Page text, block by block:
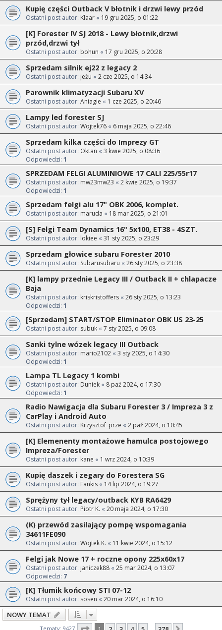
Kupię części Outback V błotnik i drzwi lewy przód
Ostatni post autor: Klaar « 19 gru 2025, o 01:22
[K] Forester IV SJ 2018 - Lewy błotnik,drzwi
przód,drzwi tył
Ostatni post autor: bohun « 17 gru 2025, o 20:28
Sprzedam silnik ej22 z legacy 2
Ostatni post autor: jeżu « 2 cze 2025, o 14:34
Parownik klimatyzacji Subaru XV
Ostatni post autor: Aniagie « 1 cze 2025, o 20:46
Lampy led forester SJ
Ostatni post autor: Wojtek76 « 6 maja 2025, o 22:46
Sprzedam kilka części do Imprezy GT
Ostatni post autor: Oktan « 3 kwie 2025, o 08:36
Odpowiedzi: 1
SPRZEDAM FELGI ALUMINIOWE 17 CALI 225/55r17
Ostatni post autor: mw23mw23 « 2 kwie 2025, o 19:37
Odpowiedzi: 1
Sprzedam felgi alu 17" OBK 2006, komplet.
Ostatni post autor: maruda « 18 mar 2025, o 21:01
[S] Felgi Team Dynamics 16" 5x100, ET38 - 4SZT.
Ostatni post autor: lokiee « 31 sty 2025, o 23:29
Sprzedam głowice subaru Forester 2010
Ostatni post autor: Subarusubaru « 26 sty 2025, o 23:38
[K] lampy przednie Legacy III / Outback II + chlapacze
Baja
Ostatni post autor: kriskristoffers « 26 sty 2025, o 13:23
Odpowiedzi: 1
[Sprzedam] START/STOP Eliminator OBK US 23-25
Ostatni post autor: subuk « 7 sty 2025, o 09:08
Sanki tylne wózek legacy III Outback
Ostatni post autor: mario2102 « 3 sty 2025, o 14:30
Odpowiedzi: 1
Lampa TL Legacy 1 kombi
Ostatni post autor: Duniek « 8 paź 2024, o 17:30
Odpowiedzi: 1
Radio Nawigacja dla Subaru Forester 3 / Impreza 3 z
CarPlay i Android Auto
Ostatni post autor: Krzysztof_prze « 2 paź 2024, o 10:45
[K] Elemenenty montażowe hamulca postojowego
Impreza/Forester
Ostatni post autor: kane « 1 wrz 2024, o 10:39
Kupię daszek i zegary do Forestera SG
Ostatni post autor: Fankis « 14 lip 2024, o 19:27
Sprężyny tył legacy/outback KYB RA6429
Ostatni post autor: Piotr K. « 20 maja 2024, o 17:30
(K) przewód zasilający pompę wspomagania
34611FE090
Ostatni post autor: Wojtek K. « 11 kwie 2024, o 15:12
Felgi jak Nowe 17 + roczne opony 225x60x17
Ostatni post autor: janiczek88 « 25 mar 2024, o 13:07
Odpowiedzi: 7
[K] Tłumik końcowy STI 07-12
Ostatni post autor: sosen « 20 mar 2024, o 16:10
NOWY TEMAT
Tematy: 9427